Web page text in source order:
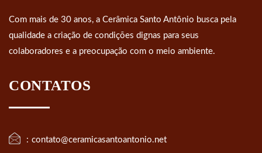
Com mais de 30 anos, a Cerâmica Santo Antônio busca pela
qualidade a criação de condições dignas para seus
colaboradores e a preocupação com o meio ambiente.
CONTATOS
contato@ceramicasantoantonio.net